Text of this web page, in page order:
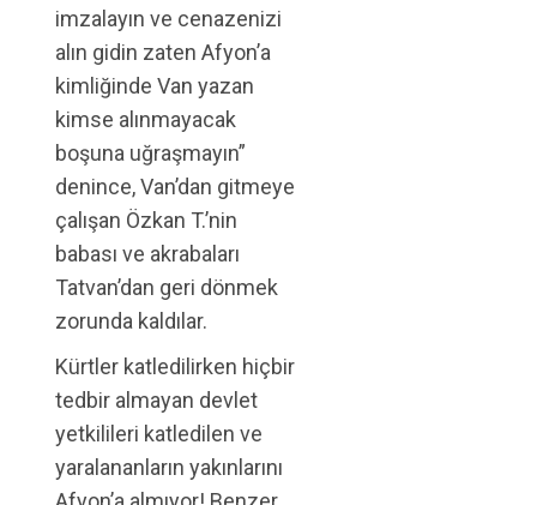
imzalayın ve cenazenizi
alın gidin zaten Afyon’a
kimliğinde Van yazan
kimse alınmayacak
boşuna uğraşmayın”
denince, Van’dan gitmeye
çalışan Özkan T.’nin
babası ve akrabaları
Tatvan’dan geri dönmek
zorunda kaldılar.
Kürtler katledilirken hiçbir
tedbir almayan devlet
yetkilileri katledilen ve
yaralananların yakınlarını